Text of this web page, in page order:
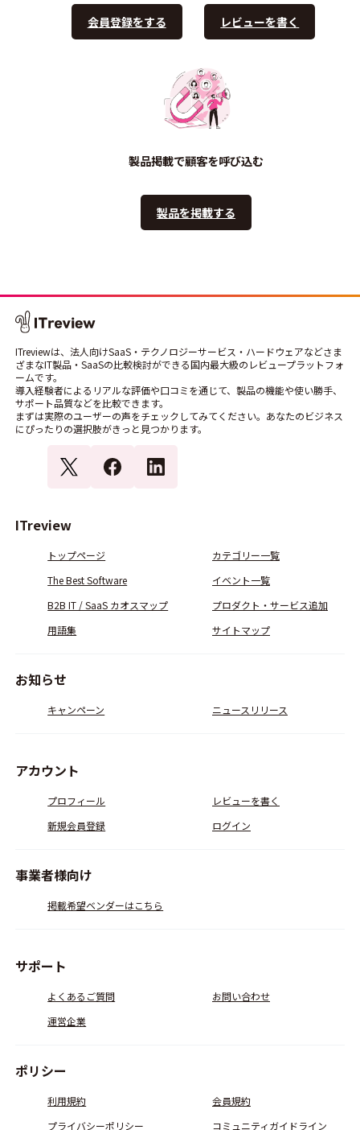
会員登録をする レビューを書く
製品掲載で顧客を呼び込む
製品を掲載する
ITreviewは、法人向けSaaS・テクノロジーサービス・ハードウェアなどさま
ざまなIT製品・SaaSの比較検討ができる国内最大級のレビュープラットフォ
ームです。
導入経験者によるリアルな評価や口コミを通じて、製品の機能や使い勝手、
サポート品質などを比較できます。
まずは実際のユーザーの声をチェックしてみてください。あなたのビジネス
にぴったりの選択肢がきっと見つかります。
ITreview
トップページ
カテゴリー一覧
The Best Software
イベント一覧
B2B IT / SaaS カオスマップ
プロダクト・サービス追加
用語集
サイトマップ
お知らせ
キャンペーン ニュースリリース
アカウント
プロフィール
レビューを書く
新規会員登録
ログイン
事業者様向け
掲載希望ベンダーはこちら
サポート
よくあるご質問
お問い合わせ
運営企業
ポリシー
利用規約
会員規約
プライバシーポリシー
コミュニティガイドライン